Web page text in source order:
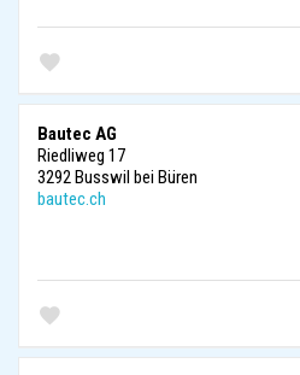
Bautec AG
Riedliweg 17
3292 Busswil bei Büren
bautec.ch